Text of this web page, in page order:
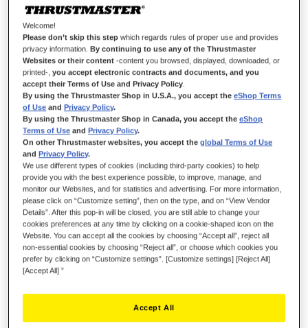
Détails
PRÉCISION SOUS PRESSION.
Maîtrisez vos freinages avec le Raceline Pedals III LC ! Passez
au niveau supérieur grâce au capteur Load Cell pour un
freinage plus réaliste et performant. Ajustez la pression et la
réactivité de chaque pédale à votre style de pilotage et gagnez
de précieux dixièmes à chaque virage !
Welcome!
Please don’t skip this step which regards rules of proper use and provides
privacy information.By continuing to use any of the Thrustmaster
Websites or their content -content you browsed, displayed, downloaded, or
printed-,you accept electronic contracts and documents, and you
accept their Terms of Use and Privacy Policy
By using the Thrustmaster Shop in U.S.A., you accept theeShop Terms
of Use andPrivacy Policy.
By using the Thrustmaster Shop in Canada, you accept theeShop
Terms of Use andPrivacy Policy.
On other Thrustmaster websites, you accept theglobal Terms of Use
andPrivacy Policy.
We use different types of cookies (including third-party cookies) to help
provide you with the best experience possible, to improve, manage, and
monitor our Websites, and for statistics and advertising. For more information,
please click on “Customize setting”, then on the type, and on “View Vendor
Details”. After this pop-in will be closed, you are still able to change your
cookies preferences at any time by clicking on a cookie-shaped icon on the
Website. You can accept all the cookies by choosing “Accept all”, reject all
non-essential cookies by choosing “Reject all”, or choose which cookies you
prefer by clicking on “Customize settings”. [Customize settings] [Reject All]
[Accept All] ”
Accept All